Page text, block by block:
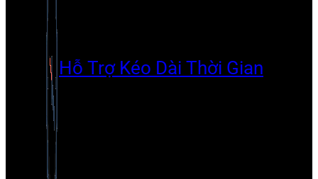
Hỗ Trợ Kéo Dài Thời Gian